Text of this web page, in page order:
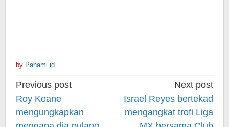
by Pahami.id
Post
navigation
Previous post
Roy Keane
mengungkapkan
Next post
Israel Reyes bertekad
mengangkat trofi Liga